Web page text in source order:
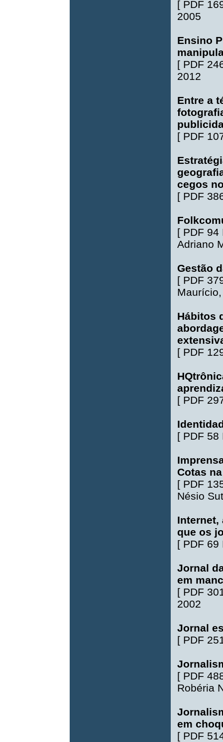
[ PDF
2005
Ensino
[ PDF
2012
Entre a
[ PDF
cegos
[ PDF
[ PDF 94
Adriano
Gestão
[ PDF
Maurício
Hábitos
[ PDF
[ PDF
[ PDF 58
Cotas
[ PDF
Nésio
Internet,
que os
[ PDF 69
Jornal
em
[ PDF
2002
Jornal
[ PDF
[ PDF
Robéria
em
[ PDF